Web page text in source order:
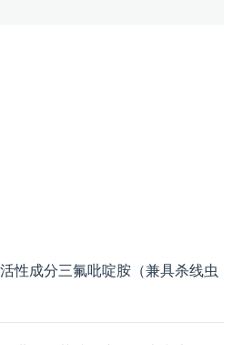
性成分三氟吡啶胺（兼具杀线虫